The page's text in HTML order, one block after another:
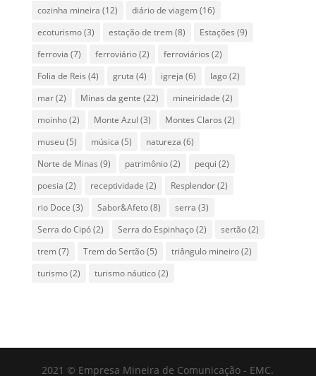
cozinha mineira (12) diário de viagem(16)
ecoturismo(3) estação de trem(8) Estações (9)
ferrovia (7) ferroviário(2) ferroviários (2)
Folia de Reis (4) gruta (4) igreja (6) lago(2)
mar(2) Minas da gente (22) mineiridade (2)
moinho(2) Monte Azul (3) Montes Claros (2)
museu(5) música (5) natureza (6)
Norte de Minas (9) patrimônio(2) pequi (2)
poesia (2) receptividade (2) Resplendor(2)
rio Doce (3) Sabor&Afeto(8) serra (3)
Serra do Cipó(2) Serra do Espinhaço(2) sertão(2)
trem(7) Trem do Sertão(5) triângulo mineiro(2)
turismo(2) turismo náutico(2)
2021 © Empresa Mineira de Comunicação - EMC.